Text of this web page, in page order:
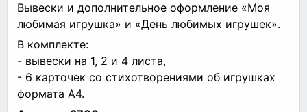
Вывески и дополнительное оформление «Моя
любимая игрушка» и «День любимых игрушек».
В комплекте:
- вывески на 1, 2 и 4 листа,
- 6 карточек со стихотворениями об игрушках
формата А4.